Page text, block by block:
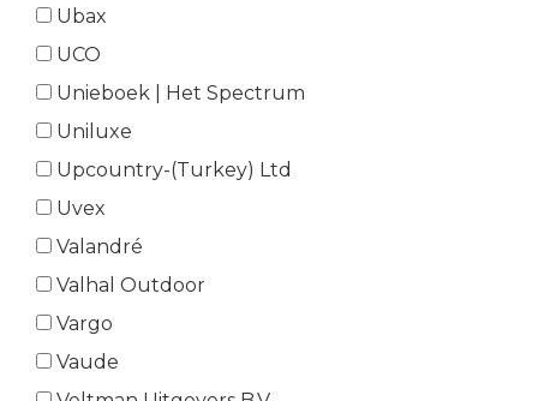
Ubax
UCO
Unieboek | Het Spectrum
Uniluxe
Upcountry-(Turkey) Ltd
Uvex
Valandré
Valhal Outdoor
Vargo
Vaude